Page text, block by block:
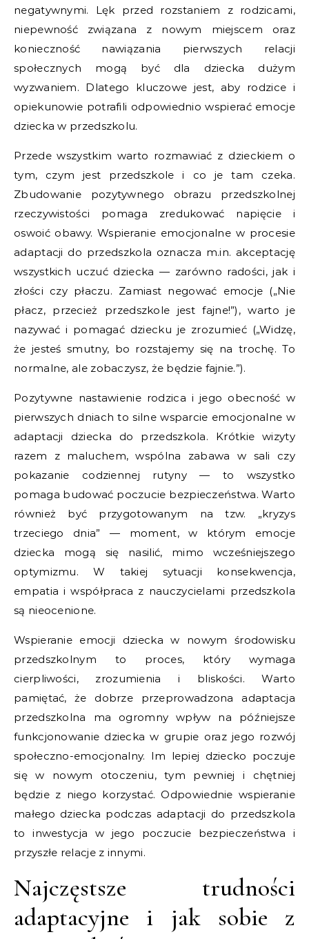
negatywnymi. Lęk przed rozstaniem z rodzicami,
niepewność związana z nowym miejscem oraz
konieczność nawiązania pierwszych relacji
społecznych mogą być dla dziecka dużym
wyzwaniem. Dlatego kluczowe jest, aby rodzice i
opiekunowie potrafili odpowiednio wspierać emocje
dziecka w przedszkolu.
Przede wszystkim warto rozmawiać z dzieckiem o
tym, czym jest przedszkole i co je tam czeka.
Zbudowanie pozytywnego obrazu przedszkolnej
rzeczywistości pomaga zredukować napięcie i
oswoić obawy. Wspieranie emocjonalne w procesie
adaptacji do przedszkola oznacza m.in. akceptację
wszystkich uczuć dziecka — zarówno radości, jak i
złości czy płaczu. Zamiast negować emocje („Nie
płacz, przecież przedszkole jest fajne!”), warto je
nazywać i pomagać dziecku je zrozumieć („Widzę,
że jesteś smutny, bo rozstajemy się na trochę. To
normalne, ale zobaczysz, że będzie fajnie.”).
Pozytywne nastawienie rodzica i jego obecność w
pierwszych dniach to silne wsparcie emocjonalne w
adaptacji dziecka do przedszkola. Krótkie wizyty
razem z maluchem, wspólna zabawa w sali czy
pokazanie codziennej rutyny — to wszystko
pomaga budować poczucie bezpieczeństwa. Warto
również być przygotowanym na tzw. „kryzys
trzeciego dnia” — moment, w którym emocje
dziecka mogą się nasilić, mimo wcześniejszego
optymizmu. W takiej sytuacji konsekwencja,
empatia i współpraca z nauczycielami przedszkola
są nieocenione.
Wspieranie emocji dziecka w nowym środowisku
przedszkolnym to proces, który wymaga
cierpliwości, zrozumienia i bliskości. Warto
pamiętać, że dobrze przeprowadzona adaptacja
przedszkolna ma ogromny wpływ na późniejsze
funkcjonowanie dziecka w grupie oraz jego rozwój
społeczno-emocjonalny. Im lepiej dziecko poczuje
się w nowym otoczeniu, tym pewniej i chętniej
będzie z niego korzystać. Odpowiednie wspieranie
małego dziecka podczas adaptacji do przedszkola
to inwestycja w jego poczucie bezpieczeństwa i
przyszłe relacje z innymi.
Najczęstsze trudności
adaptacyjne i jak sobie z